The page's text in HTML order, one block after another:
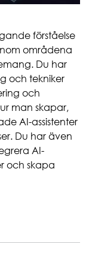
förståelse
områdena
Du har
och tekniker
och
man skapar,
AI-assistenter
Du har även
AI-
och skapa